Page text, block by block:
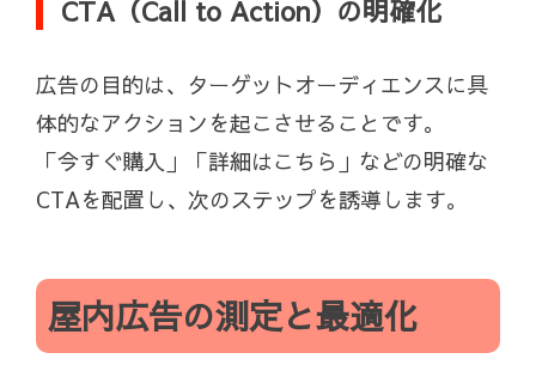
CTA（Call to Action）の明確化
広告の目的は、ターゲットオーディエンスに具
体的なアクションを起こさせることです。
「今すぐ購入」「詳細はこちら」などの明確な
CTAを配置し、次のステップを誘導します。
屋内広告の測定と最適化